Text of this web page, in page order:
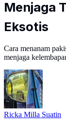
Menjaga
Eksotis
Cara menanam
menjaga
Ricka Milla Suatin